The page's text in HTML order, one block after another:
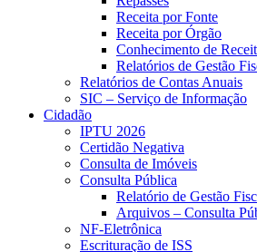
Receita por Fonte
Receita por Órgão
Conhecimento de
Relatórios de Gestão
Relatórios de Contas Anuais
SIC – Serviço de Informação
Cidadão
IPTU 2026
Certidão Negativa
Consulta de Imóveis
Consulta Pública
Relatório de Gestão
Arquivos – Consulta
NF-Eletrônica
Escrituração de ISS